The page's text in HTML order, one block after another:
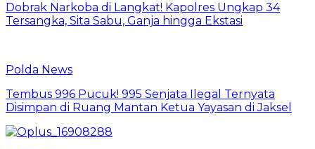
Dobrak Narkoba di Langkat! Kapolres Ungkap 34
Tersangka, Sita Sabu, Ganja hingga Ekstasi
Polda News
Tembus 996 Pucuk! 995 Senjata Ilegal Ternyata
Disimpan di Ruang Mantan Ketua Yayasan di Jaksel